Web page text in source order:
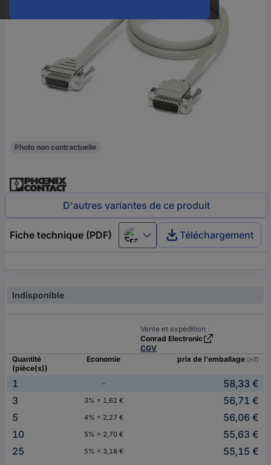
Photo non contractuelle
D'autres variantes de ce produit
Fiche technique (PDF) Français Téléchargement
Indisponible
Vente et expédition :
Conrad Electronic
CGV
Quantité
(pièce(s))
Economie prix de l'emballage (HT)
1 -
58,33 €
3
3% = 1,62 €
56,71 €
5
4% = 2,27 €
56,06 €
10
5% = 2,70 €
55,63 €
25
5% = 3,18 € 55,15 €